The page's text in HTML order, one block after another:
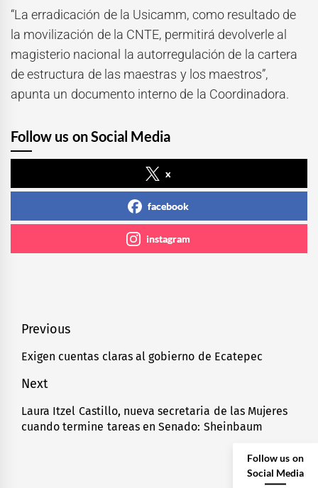
“La erradicación de la Usicamm, como resultado de
la movilización de la CNTE, permitirá devolverle al
magisterio nacional la autorregulación de la cartera
de estructura de las maestras y los maestros”,
apunta un documento interno de la Coordinadora.
Follow us on Social Media
x
facebook
instagram
Navegación
de
entradas
Previous
Previous
Exigen cuentas claras al gobierno de Ecatepec
Next
Next
post:
Laura Itzel Castillo, nueva secretaria de las Mujeres
cuando termine tareas en Senado: Sheinbaum
Follow us on
Social Media